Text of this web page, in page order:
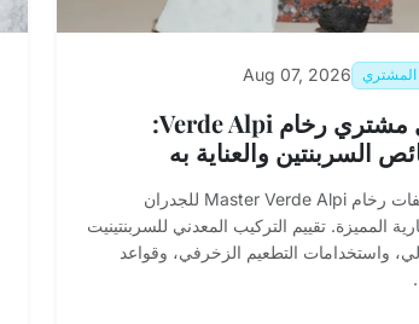
المشتري Aug 07, 2026
دليل مشتري رخام Verde Alpi:
السربنتين والعناية به
مواصفات رخام Master Verde Alpi للجدران
المميزة. تقييم التركيب المعدني للسربنتينيت
واستخدامات التطعيم الزخرفي، وقواعد